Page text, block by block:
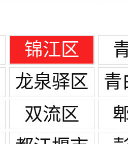
锦江区
龙泉驿区
青
双流区